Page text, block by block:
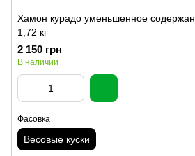
Хамон курадо уменьшенное
1,72 кг
2 150 грн
В наличии
Фасовка
Весовые куски